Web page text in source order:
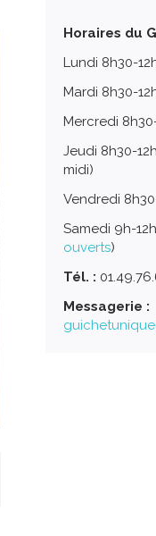
Horaires du
Lundi 8h30-
Mardi 8h30-
Mercredi
Jeudi 8h30-
midi)
Vendredi
Samedi 9h-
ouverts)
Tél. :
Messagerie :